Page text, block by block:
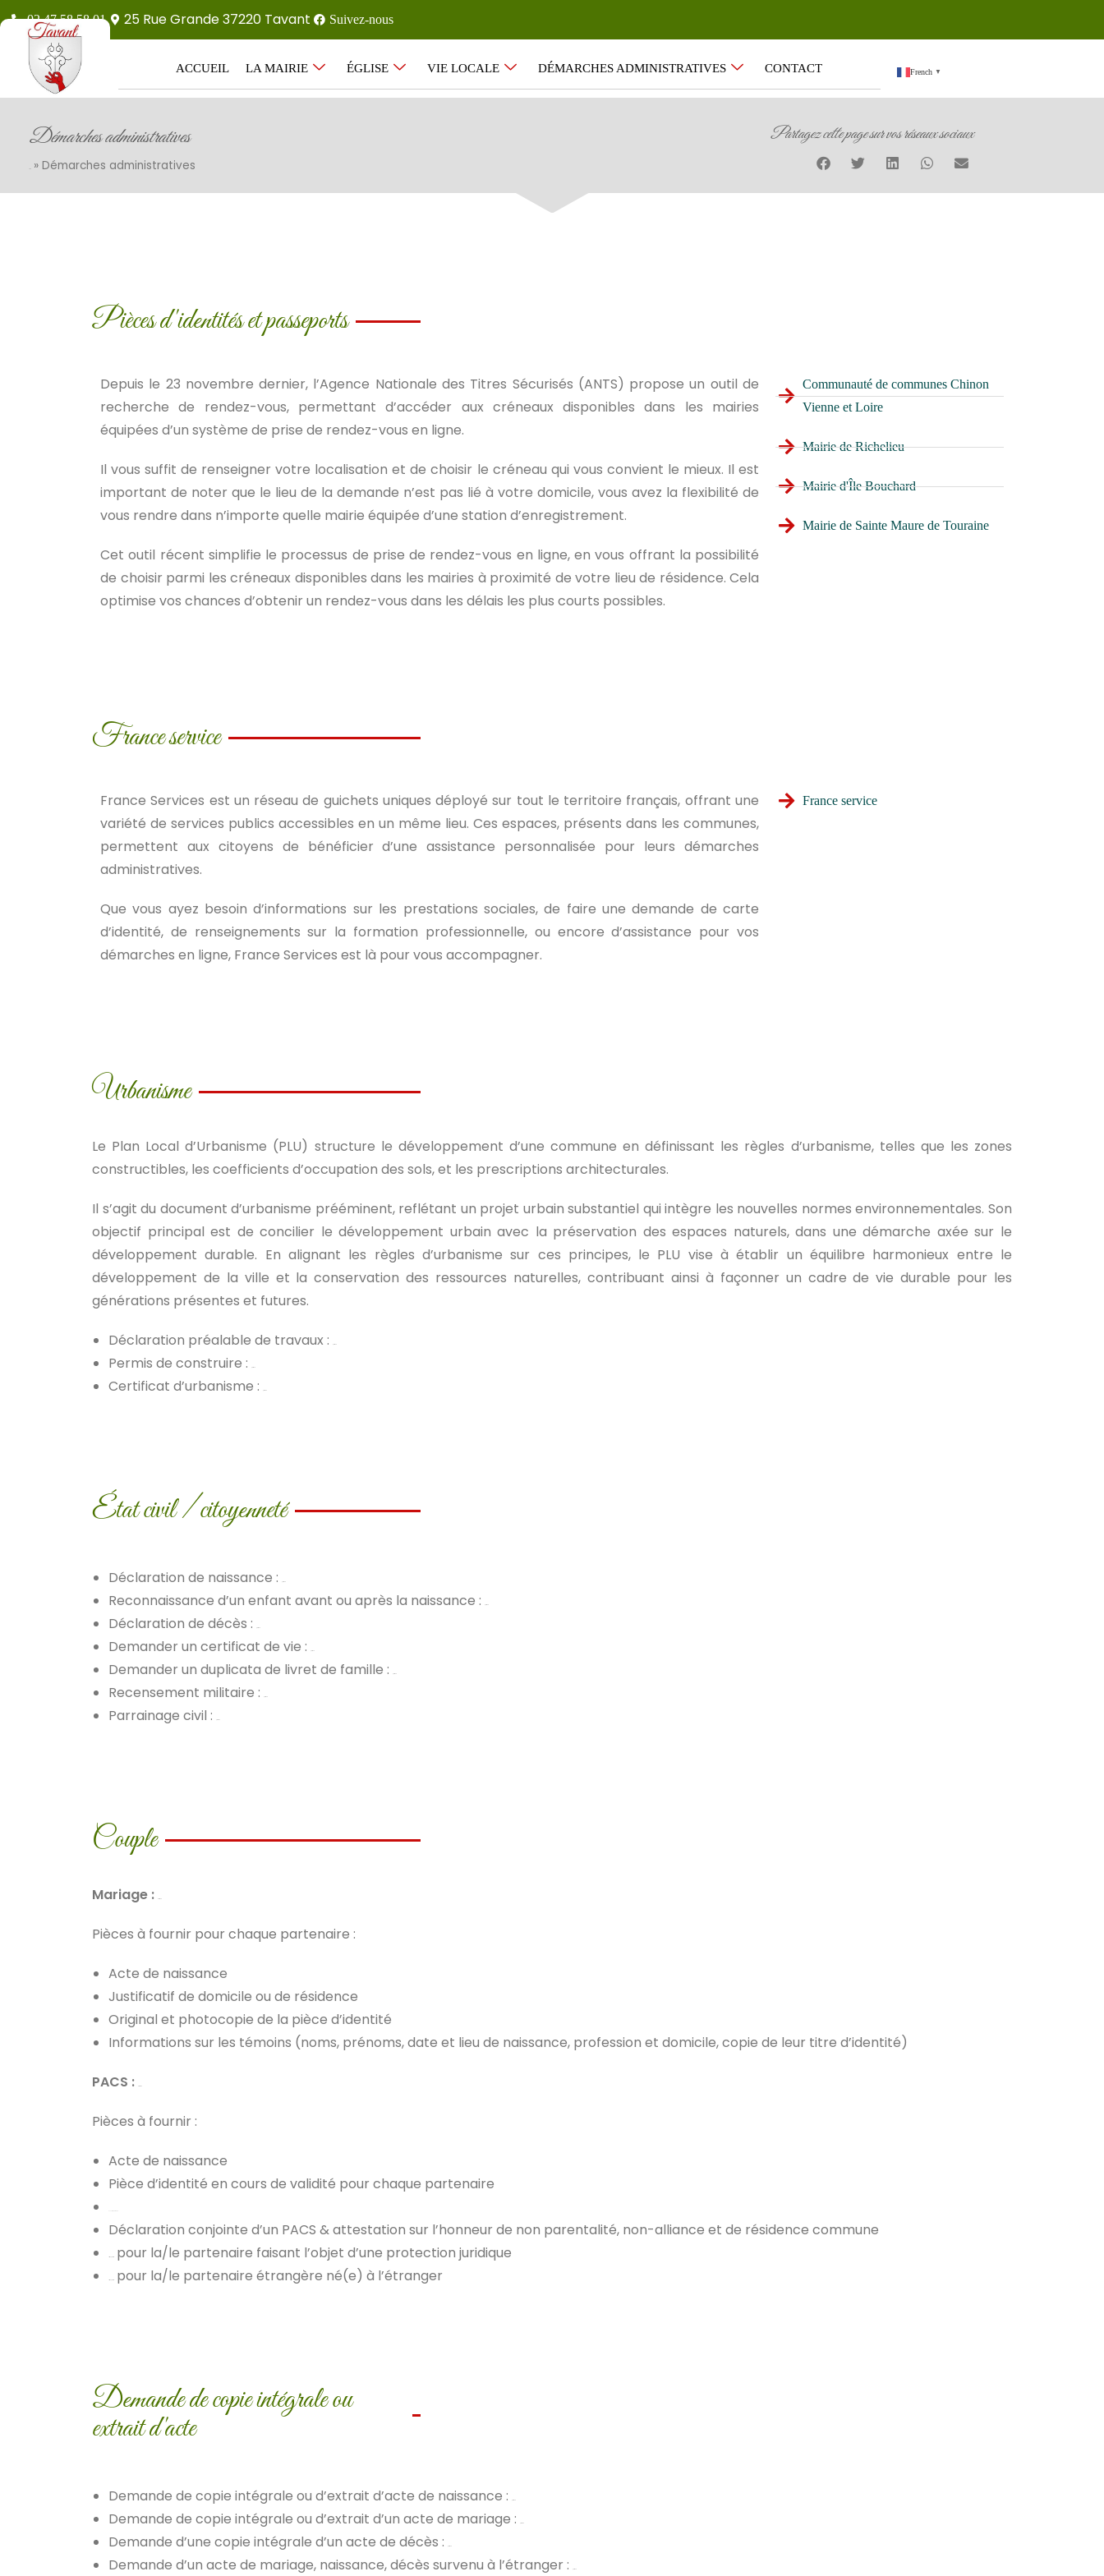
02 47 58 58 01 25 Rue Grande 37220 Tavant Suivez-nous
ACCUEIL LA MAIRIE ÉGLISE VIE LOCALE DÉMARCHES ADMINISTRATIVES CONTACT French ▼
Démarches administratives
» Démarches administratives
Partagez cette page sur vos réseaux sociaux
Pièces d'identités et passeports
Depuis le 23 novembre dernier, l’Agence Nationale des Titres Sécurisés (ANTS) propose un outil de
recherche de rendez-vous, permettant d’accéder aux créneaux disponibles dans les mairies
équipées d’un système de prise de rendez-vous en ligne.
Il vous suffit de renseigner votre localisation et de choisir le créneau qui vous convient le mieux. Il est
important de noter que le lieu de la demande n’est pas lié à votre domicile, vous avez la flexibilité de
vous rendre dans n’importe quelle mairie équipée d’une station d’enregistrement.
Cet outil récent simplifie le processus de prise de rendez-vous en ligne, en vous offrant la possibilité
de choisir parmi les créneaux disponibles dans les mairies à proximité de votre lieu de résidence. Cela
optimise vos chances d’obtenir un rendez-vous dans les délais les plus courts possibles.
Communauté de communes Chinon
Vienne et Loire
Mairie de Richelieu
Mairie d'Île Bouchard
Mairie de Sainte Maure de Touraine
France service
France Services est un réseau de guichets uniques déployé sur tout le territoire français, offrant une
variété de services publics accessibles en un même lieu. Ces espaces, présents dans les communes,
permettent aux citoyens de bénéficier d’une assistance personnalisée pour leurs démarches
administratives.
Que vous ayez besoin d’informations sur les prestations sociales, de faire une demande de carte
d’identité, de renseignements sur la formation professionnelle, ou encore d’assistance pour vos
démarches en ligne, France Services est là pour vous accompagner.
France service
Urbanisme
Le Plan Local d’Urbanisme (PLU) structure le développement d’une commune en définissant les règles d’urbanisme, telles que les zones
constructibles, les coefficients d’occupation des sols, et les prescriptions architecturales.
Il s’agit du document d’urbanisme prééminent, reflétant un projet urbain substantiel qui intègre les nouvelles normes environnementales. Son
objectif principal est de concilier le développement urbain avec la préservation des espaces naturels, dans une démarche axée sur le
développement durable. En alignant les règles d’urbanisme sur ces principes, le PLU vise à établir un équilibre harmonieux entre le
développement de la ville et la conservation des ressources naturelles, contribuant ainsi à façonner un cadre de vie durable pour les
générations présentes et futures.
Déclaration préalable de travaux :
Permis de construire :
Certificat d’urbanisme :
État civil / citoyenneté
Déclaration de naissance :
Reconnaissance d’un enfant avant ou après la naissance :
Déclaration de décès :
Demander un certificat de vie :
Demander un duplicata de livret de famille :
Recensement militaire :
Parrainage civil :
Couple
Mariage :
Pièces à fournir pour chaque partenaire :
Acte de naissance
Justificatif de domicile ou de résidence
Original et photocopie de la pièce d’identité
Informations sur les témoins (noms, prénoms, date et lieu de naissance, profession et domicile, copie de leur titre d’identité)
PACS :
Pièces à fournir :
Acte de naissance
Pièce d’identité en cours de validité pour chaque partenaire
Déclaration conjointe d’un PACS & attestation sur l’honneur de non parentalité, non-alliance et de résidence commune
pour la/le partenaire faisant l’objet d’une protection juridique
pour la/le partenaire étrangère né(e) à l’étranger
Demande de copie intégrale ou
extrait d'acte
Demande de copie intégrale ou d’extrait d’acte de naissance :
Demande de copie intégrale ou d’extrait d’un acte de mariage :
Demande d’une copie intégrale d’un acte de décès :
Demande d’un acte de mariage, naissance, décès survenu à l’étranger :